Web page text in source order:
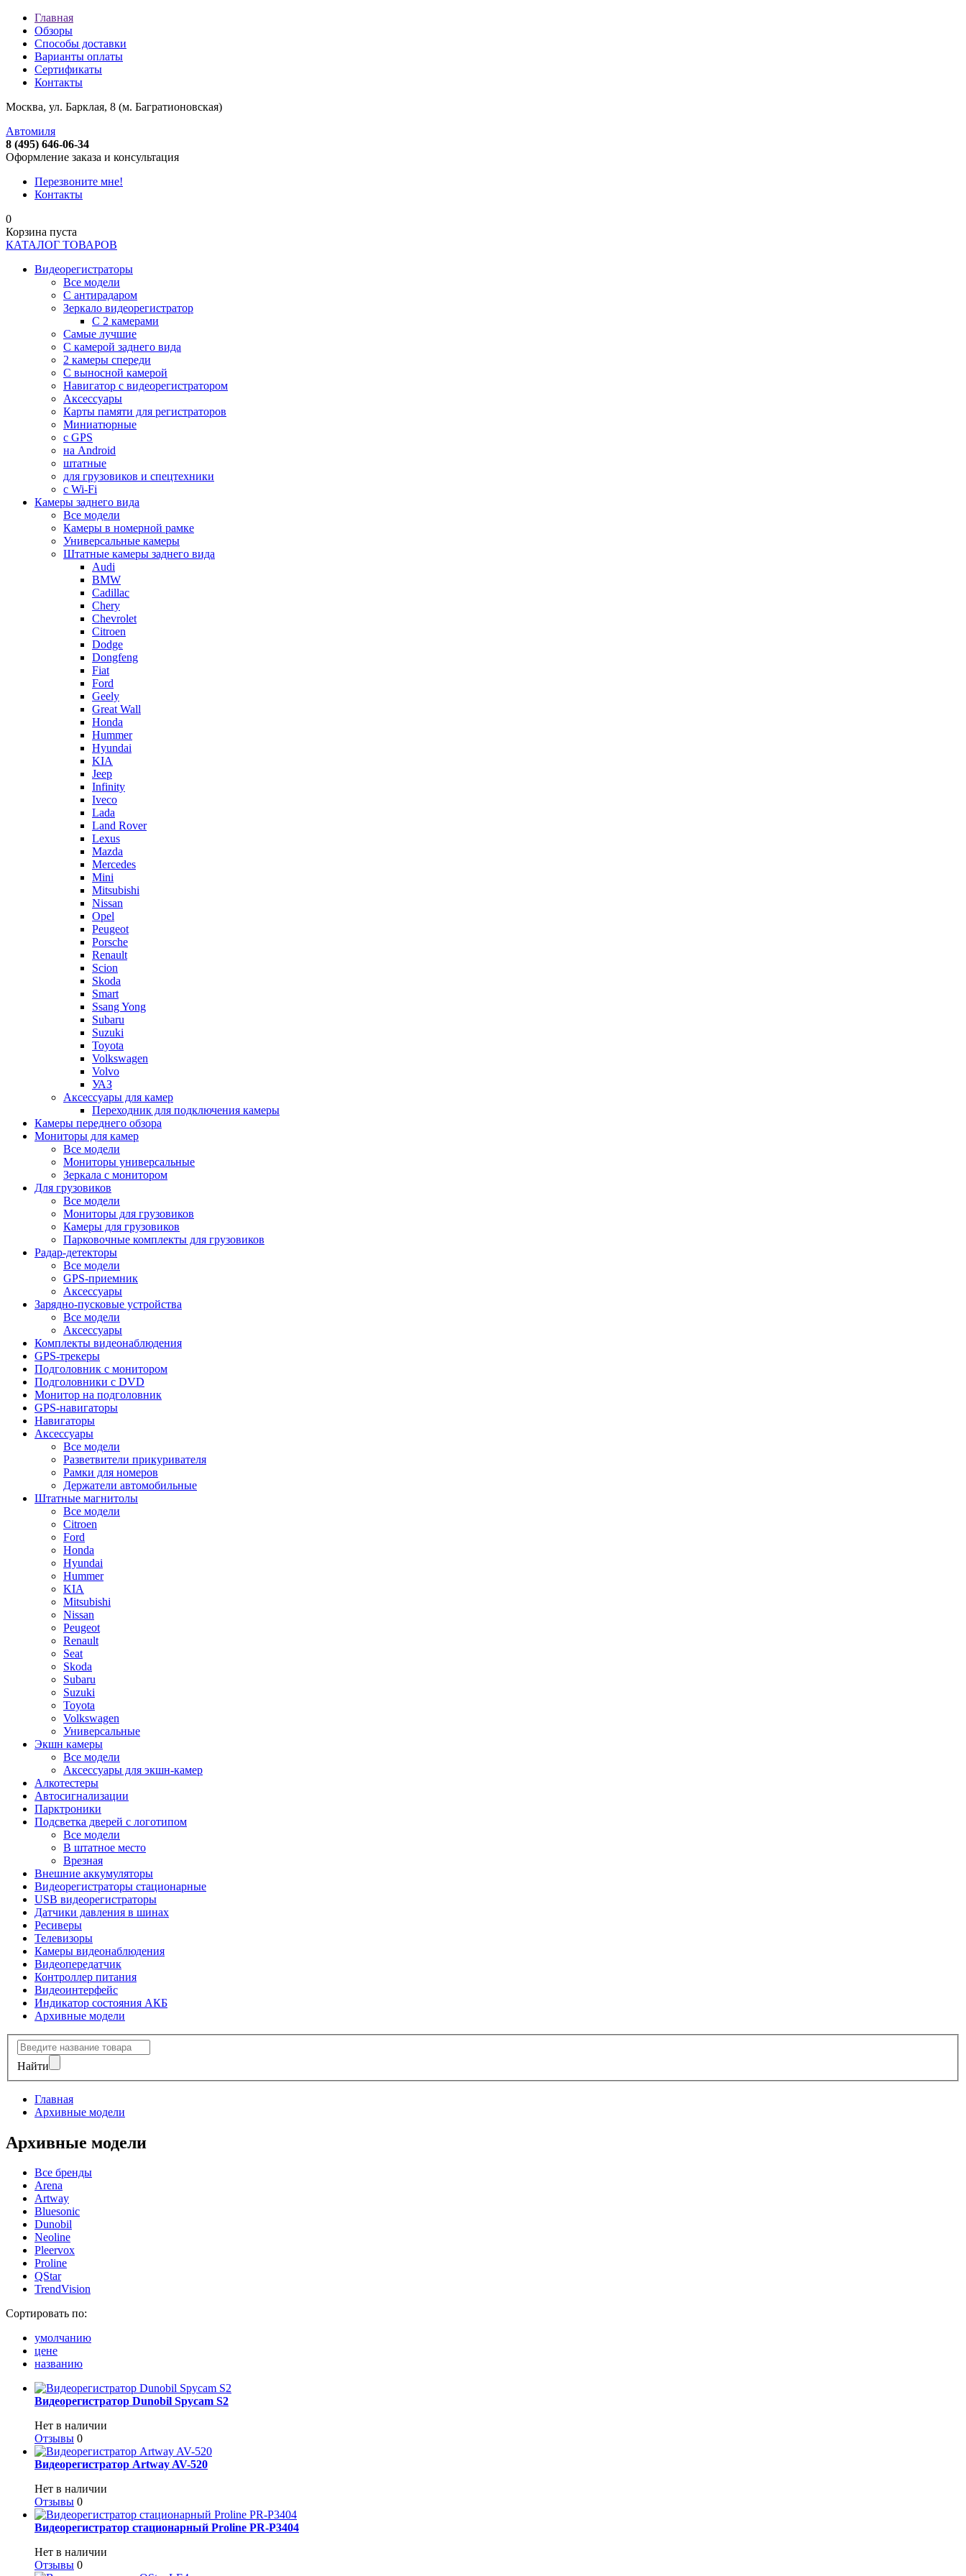
Главная
Обзоры
Способы доставки
Варианты оплаты
Сертификаты
Контакты
Москва, ул. Барклая, 8 (м. Багратионовская)
Автомиля
8 (495) 646-06-34
Оформление заказа и консультация
Перезвоните мне!
Контакты
0
Корзина пуста
КАТАЛОГ ТОВАРОВ
Видеорегистраторы
Все модели
C антирадаром
Зеркало видеорегистратор
С 2 камерами
Самые лучшие
С камерой заднего вида
2 камеры спереди
С выносной камерой
Навигатор с видеорегистратором
Аксессуары
Карты памяти для регистраторов
Миниатюрные
с GPS
на Android
штатные
для грузовиков и спецтехники
с Wi-Fi
Камеры заднего вида
Все модели
Камеры в номерной рамке
Универсальные камеры
Штатные камеры заднего вида
Audi
BMW
Cadillac
Chery
Chevrolet
Citroen
Dodge
Dongfeng
Fiat
Ford
Geely
Great Wall
Honda
Hummer
Hyundai
KIA
Jeep
Infinity
Iveco
Lada
Land Rover
Lexus
Mazda
Mercedes
Mini
Mitsubishi
Nissan
Opel
Peugeot
Porsche
Renault
Scion
Skoda
Smart
Ssang Yong
Subaru
Suzuki
Toyota
Volkswagen
Volvo
УАЗ
Аксессуары для камер
Переходник для подключения камеры
Камеры переднего обзора
Мониторы для камер
Все модели
Мониторы универсальные
Зеркала с монитором
Для грузовиков
Все модели
Мониторы для грузовиков
Камеры для грузовиков
Парковочные комплекты для грузовиков
Радар-детекторы
Все модели
GPS-приемник
Аксессуары
Зарядно-пусковые устройства
Все модели
Аксессуары
Комплекты видеонаблюдения
GPS-трекеры
Подголовник с монитором
Подголовники с DVD
Монитор на подголовник
GPS-навигаторы
Навигаторы
Аксессуары
Все модели
Разветвители прикуривателя
Рамки для номеров
Держатели автомобильные
Штатные магнитолы
Все модели
Citroen
Ford
Honda
Hyundai
Hummer
KIA
Mitsubishi
Nissan
Peugeot
Renault
Seat
Skoda
Subaru
Suzuki
Toyota
Volkswagen
Универсальные
Экшн камеры
Все модели
Аксессуары для экшн-камер
Алкотестеры
Автосигнализации
Парктроники
Подсветка дверей с логотипом
Все модели
В штатное место
Врезная
Внешние аккумуляторы
Видеорегистраторы стационарные
USB видеорегистраторы
Датчики давления в шинах
Ресиверы
Телевизоры
Камеры видеонаблюдения
Видеопередатчик
Контроллер питания
Видеоинтерфейс
Индикатор состояния АКБ
Архивные модели
Найти
Главная
Архивные модели
Архивные модели
Все бренды
Arena
Artway
Bluesonic
Dunobil
Neoline
Pleervox
Proline
QStar
TrendVision
Сортировать по:
умолчанию
цене
названию
Видеорегистратор Dunobil Spycam S2
Нет в наличии
Отзывы 0
Видеорегистратор Artway AV-520
Нет в наличии
Отзывы 0
Видеорегистратор стационарный Proline PR-P3404
Нет в наличии
Отзывы 0